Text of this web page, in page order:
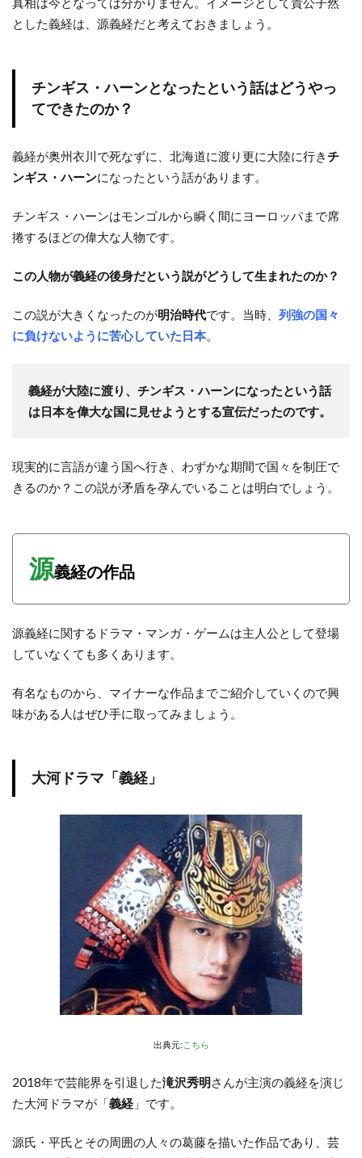
とした義経は、源義経だと考えておきましょう。
チンギス・ハーンとなったという話はどうやっ
てできたのか？
義経が奥州衣川で死なずに、北海道に渡り更に大陸に行きチ
ンギス・ハーンになったという話があります。
チンギス・ハーンはモンゴルから瞬く間にヨーロッパまで席
捲するほどの偉大な人物です。
この人物が義経の後身だという説がどうして生まれたのか？
この説が大きくなったのが明治時代です。当時、 列強の国々
に負けないよう に苦心していた日本。
義経が大陸に渡り、チンギス・ハーンになったという話
は日本を偉大な国に見せようとする宣伝だったのです。
現実的に言語が違う国へ行き、わずかな期間で国々を制圧で
きるのか？この説が矛盾を孕んでいることは明白でしょう。
源義経の作品
源義経に関するドラマ・マンガ・ゲームは主人公として登場
していなくても多くあります。
有名なものから、マイナーな作品までご紹介していくので興
味がある人はぜひ手に取ってみましょう。
大河ドラマ「義経」
出典元: こちら
2018年で芸能界を引退した滝沢秀明さんが主演の義経を演じ
た大河ドラマが「義経 」です。
源氏・平氏とその周囲の人々の葛藤を描いた作品であり、芸